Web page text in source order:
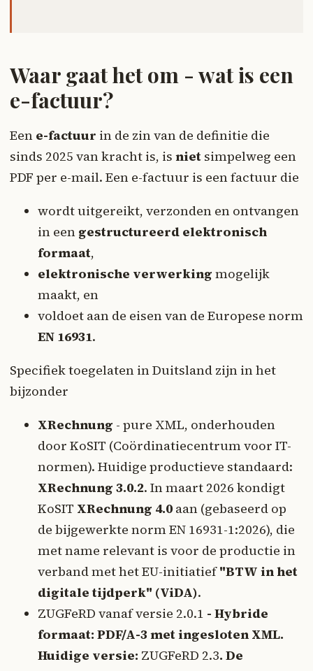
Waar gaat het om - wat is een
e-factuur?
Een e-factuur in de zin van de definitie die
sinds 2025 van kracht is, is niet simpelweg een
PDF per e-mail. Een e-factuur is een factuur die
wordt uitgereikt, verzonden en ontvangen
in een gestructureerd elektronisch
formaat,
elektronische verwerking mogelijk
maakt, en
voldoet aan de eisen van de Europese norm
EN 16931.
Specifiek toegelaten in Duitsland zijn in het
bijzonder
XRechnung - pure XML, onderhouden
door KoSIT (Coördinatiecentrum voor IT-
normen). Huidige productieve standaard:
XRechnung 3.0.2. In maart 2026 kondigt
KoSIT XRechnung 4.0 aan (gebaseerd op
de bijgewerkte norm EN 16931-1:2026), die
met name relevant is voor de productie in
verband met het EU-initiatief"BTW in het
digitale tijdperk" (ViDA).
ZUGFeRD vanaf versie 2.0.1 - Hybride
formaat: PDF/A-3 met ingesloten XML.
Huidige versie: ZUGFeRD 2.3. De